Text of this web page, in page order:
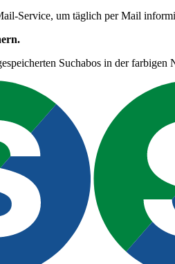
Service, um täglich per Mail
Suchabos in der farbigen